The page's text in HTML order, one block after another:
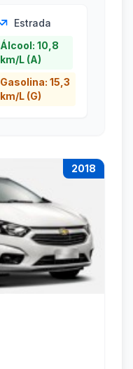
Estrada
Álcool: 10,8
km/L (A)
Gasolina: 15,3
km/L (G)
2018